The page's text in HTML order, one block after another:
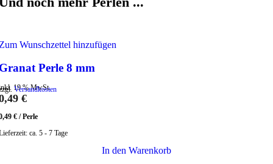
Wunschzettel hinzufügen
Perle 8 mm
19 % MwSt.
Versandkosten
€
€ /Perle
ca. 5 - 7 Tage
In den Warenkorb